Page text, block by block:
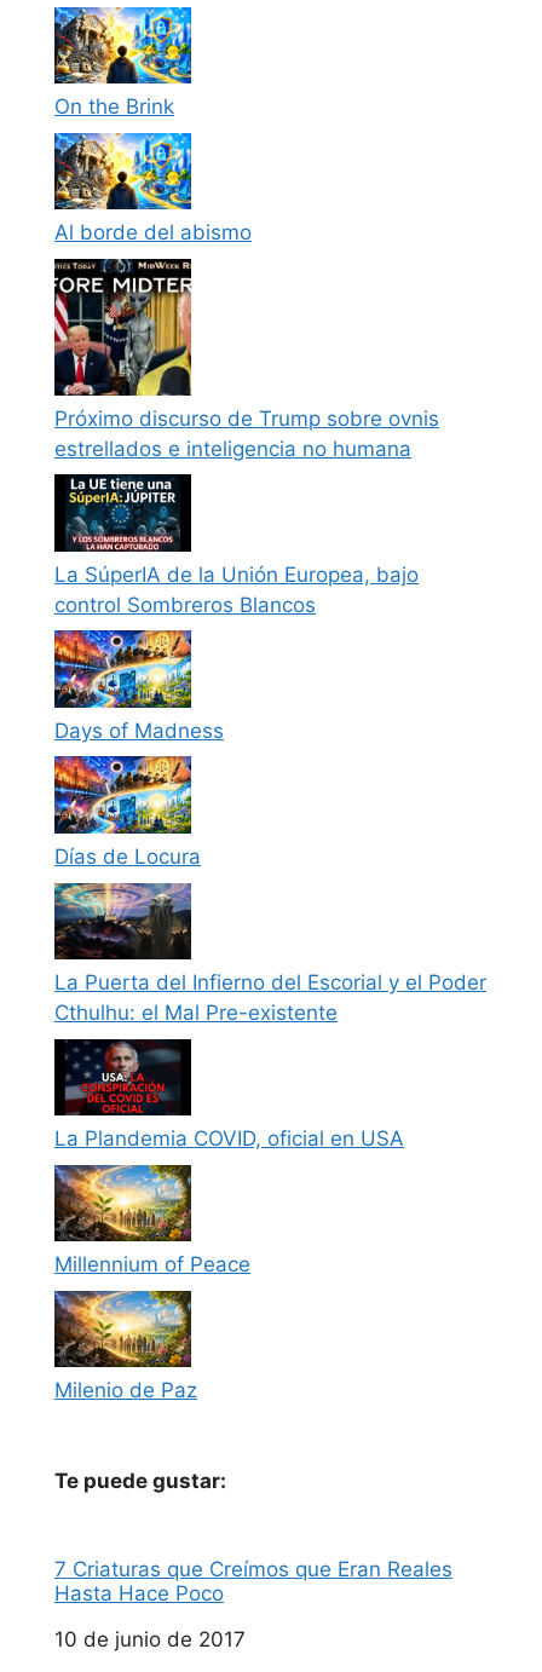
On the Brink
Al borde del abismo
Próximo discurso de Trump sobre ovnis
estrellados e inteligencia no humana
La SúperIA de la Unión Europea, bajo
control Sombreros Blancos
Days of Madness
Días de Locura
La Puerta del Infierno del Escorial y el Poder
Cthulhu: el Mal Pre-existente
La Plandemia COVID, oficial en USA
Millennium of Peace
Milenio de Paz
Te puede gustar:
7 Criaturas que Creímos que Eran Reales
Hasta Hace Poco
Fecha
10 de junio de 2017